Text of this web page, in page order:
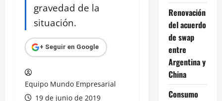
gravedad de la
situación.
+ Seguir en Google
Equipo Mundo Empresarial
19 de junio de 2019
Renovación
del acuerdo
de swap
entre
Argentina y
China
Consumo